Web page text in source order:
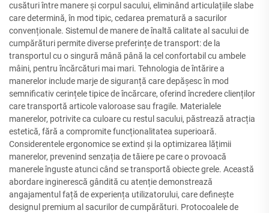
cusături între manere și corpul sacului, eliminând articulațiile slabe
care determină, în mod tipic, cedarea prematură a sacurilor
convenționale. Sistemul de manere de înaltă calitate al sacului de
cumpărături permite diverse preferințe de transport: de la
transportul cu o singură mână până la cel confortabil cu ambele
mâini, pentru încărcături mai mari. Tehnologia de întărire a
manerelor include marje de siguranță care depășesc în mod
semnificativ cerințele tipice de încărcare, oferind încredere clienților
care transportă articole valoroase sau fragile. Materialele
manerelor, potrivite ca culoare cu restul sacului, păstrează atracția
estetică, fără a compromite funcționalitatea superioară.
Considerentele ergonomice se extind și la optimizarea lățimii
manerelor, prevenind senzația de tăiere pe care o provoacă
manerele înguste atunci când se transportă obiecte grele. Această
abordare inginerescă gândită cu atenție demonstrează
angajamentul față de experiența utilizatorului, care definește
designul premium al sacurilor de cumpărături. Protocoalele de